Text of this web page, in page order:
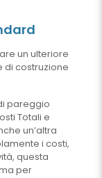
un ulteriore
di costruzione
pareggio
Totali e
un’altra
i costi,
questa
per